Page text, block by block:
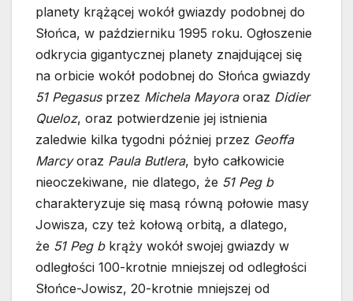
planety krążącej wokół gwiazdy podobnej do
Słońca, w październiku 1995 roku. Ogłoszenie
odkrycia gigantycznej planety znajdującej się
na orbicie wokół podobnej do Słońca gwiazdy
51 Pegasusprzez Michela Mayora oraz Didier
Queloz, oraz potwierdzenie jej istnienia
zaledwie kilka tygodni później przez Geoffa
Marcyoraz Paula Butlera, było całkowicie
nieoczekiwane, nie dlatego, że 51 Peg b
charakteryzuje się masą równą połowie masy
Jowisza, czy też kołową orbitą, a dlatego,
że 51 Peg bkrąży wokół swojej gwiazdy w
odległości 100-krotnie mniejszej od odległości
Słońce-Jowisz, 20-krotnie mniejszej od